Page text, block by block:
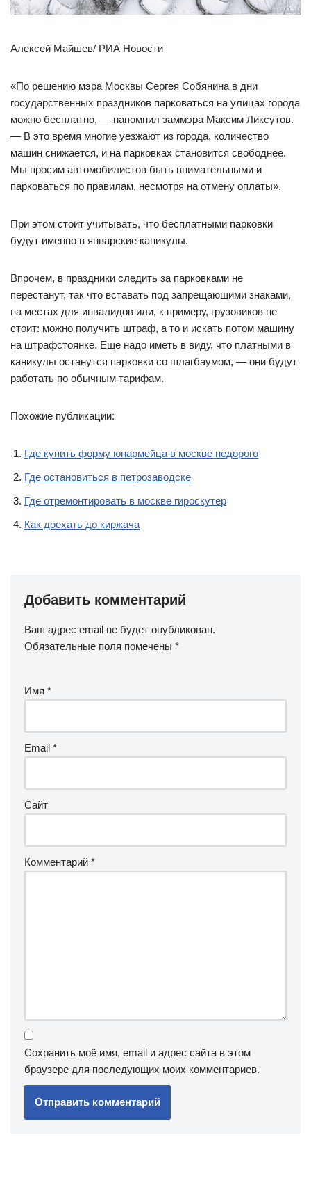
Алексей Майшев/ РИА Новости
«По решению мэра Москвы Сергея Собянина в дни
государственных праздников парковаться на улицах города
можно бесплатно, — напомнил заммэра Максим Ликсутов.
— В это время многие уезжают из города, количество
машин снижается, и на парковках становится свободнее.
Мы просим автомобилистов быть внимательными и
парковаться по правилам, несмотря на отмену оплаты».
При этом стоит учитывать, что бесплатными парковки
будут именно в январские каникулы.
Впрочем, в праздники следить за парковками не
перестанут, так что вставать под запрещающими знаками,
на местах для инвалидов или, к примеру, грузовиков не
стоит: можно получить штраф, а то и искать потом машину
на штрафстоянке. Еще надо иметь в виду, что платными в
каникулы останутся парковки со шлагбаумом, — они будут
работать по обычным тарифам.
Похожие публикации:
Где купить форму юнармейца в москве недорого
Где остановиться в петрозаводске
Где отремонтировать в москве гироскутер
Как доехать до киржача
Добавить комментарий
Ваш адрес email не будет опубликован.
Обязательные поля помечены *
Имя *
Email *
Сайт
Комментарий *
Сохранить моё имя, email и адрес сайта в этом
браузере для последующих моих комментариев.